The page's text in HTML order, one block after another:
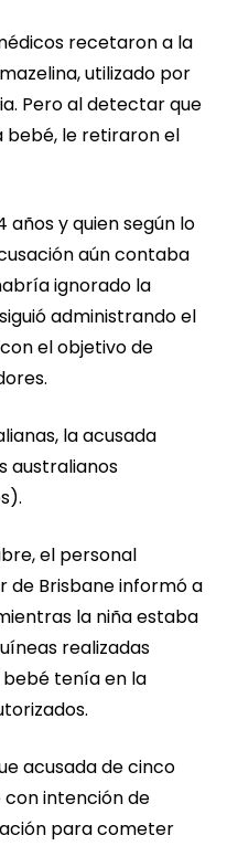
recetaron a la
utilizado por
Pero al detectar que
bebé, le retiraron el
años y quien según lo
aún contaba
ignorado la
administrando el
el objetivo de
la acusada
australianos
el personal
de Brisbane informó a
la niña estaba
realizadas
tenía en la
acusada de cinco
intención de
para cometer